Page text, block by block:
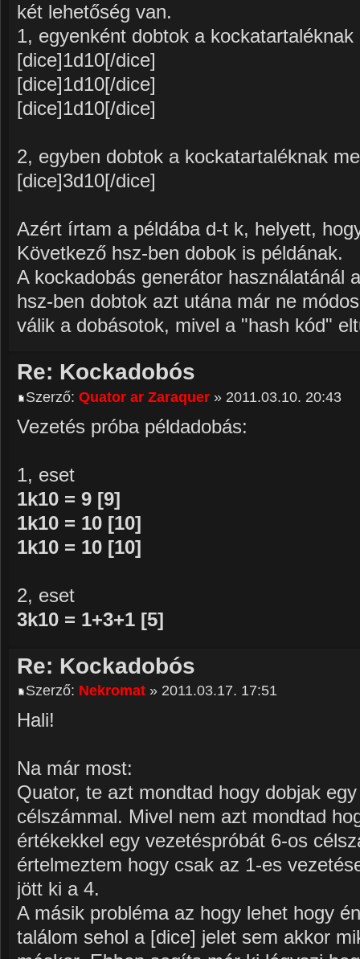
két lehetőség van.
1, egyenként dobtok a
[dice]1d10[/dice]
[dice]1d10[/dice]
[dice]1d10[/dice]
2, egyben dobtok a kockatartaléknak
[dice]3d10[/dice]
Azért írtam a példába d-t k, helyett,
Következő hsz-ben dobok is példának.
A kockadobás generátor használatánál
hsz-ben dobtok azt utána már ne
válik a dobásotok, mivel a "hash kód"
Re: Kockadobós
Szerző: Quator ar Zaraquer » 2011.03.10. 20:43
Vezetés próba példadobás:
1, eset
1k10 = 9 [9]
1k10 = 10 [10]
1k10 = 10 [10]
2, eset
3k10 = 1+3+1 [5]
Re: Kockadobós
Szerző: Nekromat » 2011.03.17. 17:51
Hali!
Na már most:
Quator, te azt mondtad hogy dobjak
célszámmal. Mivel nem azt mondtad
értékekkel egy vezetéspróbát 6-os
értelmeztem hogy csak az 1-es
jött ki a 4.
A másik probléma az hogy lehet hogy
találom sehol a [dice] jelet sem akkor